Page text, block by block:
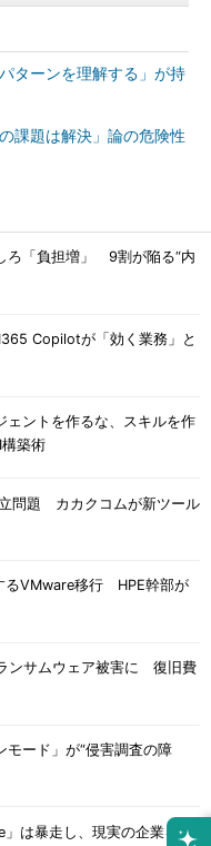
ターンを理解する」が持
課題は解決」論の危険性
ろ「負担増」 9割が陥る“内
Copilotが「効く業務」と
ェントを作るな、スキルを作
築術
問題 カカクコムが新ツール
るVMware移行 HPE幹部が
ンサムウェア被害に 復旧費
モード」が“侵害調査の障
は暴走し、現実の企業をハ